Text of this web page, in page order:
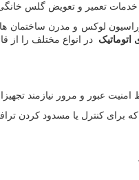
تعمیر و تعویض گلس
لوکس و مدرن ساختمان
در انواع مختلف را از
عبور و مرور نیازمند
برای کنترل یا مسدود کردن